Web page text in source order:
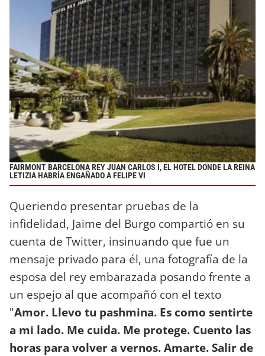
FAIRMONT BARCELONA REY JUAN CARLOS I, EL HOTEL DONDE LA REINA
LETIZIA HABRÍA ENGAÑADO A FELIPE VI
Queriendo presentar pruebas de la
infidelidad, Jaime del Burgo compartió en su
cuenta de Twitter, insinuando que fue un
mensaje privado para él, una fotografía de la
esposa del rey embarazada posando frente a
un espejo al que acompañó con el texto
"Amor. Llevo tu pashmina. Es como sentirte
a mi lado. Me cuida. Me protege. Cuento las
horas para volver a vernos. Amarte. Salir de